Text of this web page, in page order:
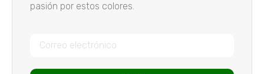
pasión por estos colores.